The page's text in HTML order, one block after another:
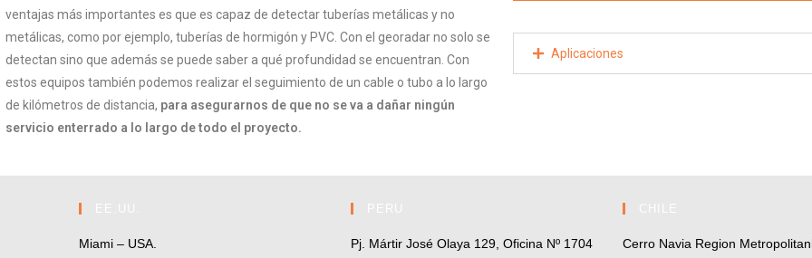
ventajas más importantes es que es capaz de detectar tuberías metálicas y no
metálicas, como por ejemplo, tuberías de hormigón y PVC. Con el georadar no solo se
detectan sino que además se puede saber a qué profundidad se encuentran. Con
estos equipos también podemos realizar el seguimiento de un cable o tubo a lo largo
de kilómetros de distancia, para asegurarnos de que no se va a dañar ningún
servicio enterrado a lo largo de todo el proyecto.
Aplicaciones
Miami – USA. Pj. Mártir José Olaya 129, Oficina Nº 1704 Cerro Navia Region